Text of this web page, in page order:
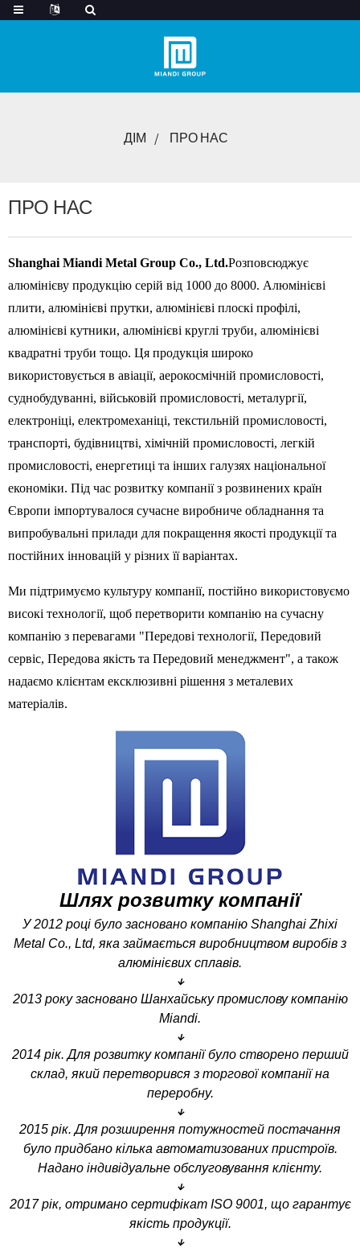
ДІМ ПРО НАС
ПРО НАС
Shanghai Miandi Metal Group Co., Ltd.Розповсюджує
алюмінієву продукцію серій від 1000 до 8000. Алюмінієві
плити, алюмінієві прутки, алюмінієві плоскі профілі,
алюмінієві кутники, алюмінієві круглі труби, алюмінієві
квадратні труби тощо. Ця продукція широко
використовується в авіації, аерокосмічній промисловості,
суднобудуванні, військовій промисловості, металургії,
електроніці, електромеханіці, текстильній промисловості,
транспорті, будівництві, хімічній промисловості, легкій
промисловості, енергетиці та інших галузях національної
економіки. Під час розвитку компанії з розвинених країн
Європи імпортувалося сучасне виробниче обладнання та
випробувальні прилади для покращення якості продукції та
постійних інновацій у різних її варіантах.
Ми підтримуємо культуру компанії, постійно використовуємо
високі технології, щоб перетворити компанію на сучасну
компанію з перевагами "Передові технології, Передовий
сервіс, Передова якість та Передовий менеджмент", а також
надаємо клієнтам ексклюзивні рішення з металевих
матеріалів.
Шлях розвитку компанії
У 2012 році було засновано компанію Shanghai Zhixi
Metal Co., Ltd, яка займається виробництвом виробів з
алюмінієвих сплавів.
↓
2013 року засновано Шанхайську промислову компанію
Miandi.
↓
2014 рік. Для розвитку компанії було створено перший
склад, який перетворився з торгової компанії на
переробну.
↓
2015 рік. Для розширення потужностей постачання
було придбано кілька автоматизованих пристроїв.
Надано індивідуальне обслуговування клієнту.
↓
2017 рік, отримано сертифікат ISO 9001, що гарантує
якість продукції.
↓